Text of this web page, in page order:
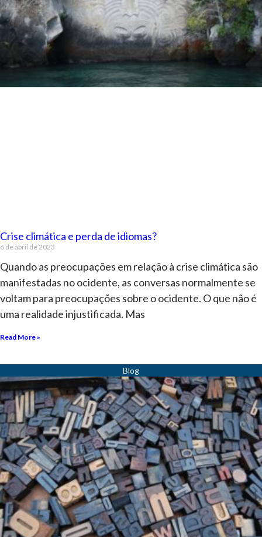
Crise climática e perda de idiomas?
6 de abril de 2023
Quando as preocupações em relação à crise climática são
manifestadas no ocidente, as conversas normalmente se
voltam para preocupações sobre o ocidente. O que não é
uma realidade injustificada. Mas
Read More »